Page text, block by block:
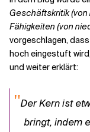
Verwandte Themen
Geschäftskritik
Fähigkeiten (von
vorgeschlagen,
hoch eingestuft
und weiter erklärt:
"Der Kern ist
bringt, indem